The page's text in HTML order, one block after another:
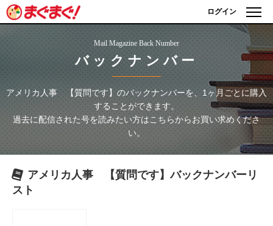
ログイン
Mail Magazine Back Number
バックナンバー
アメリカ人事 【質問です】 のバックナンバーを、1ヶ月ごとに購入
することができます。
過去に配信された号を読みたい方はこちらからお買い求めくださ
い。
アメリカ人事 【質問です】バックナンバーリ
スト